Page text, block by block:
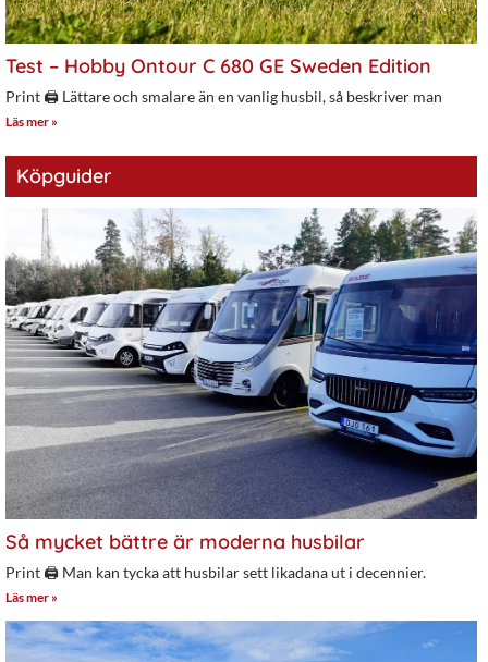
Test – Hobby Ontour C 680 GE Sweden Edition
Print 🖨 Lättare och smalare än en vanlig husbil, så beskriver man
Läs mer »
Köpguider
Så mycket bättre är moderna husbilar
Print 🖨 Man kan tycka att husbilar sett likadana ut i decennier.
Läs mer »